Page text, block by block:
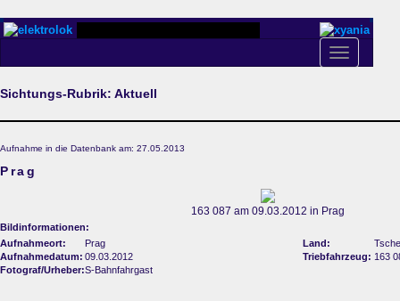
Toggle
navigation
Sichtungs-Rubrik: Aktuell
Aufnahme in die Datenbank am: 27.05.2013
Prag
163 087 am 09.03.2012 in Prag
Bildinformationen:
Aufnahmeort:
Prag Land:
Aufnahmedatum: 09.03.2012 Triebfahrzeug: 163
Fotograf/Urheber:S-Bahnfahrgast